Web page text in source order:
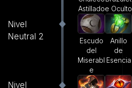
Astilladoe Oculto
Nivel
Neutral 2
Escudo
del
Miserabl
e
Anillo
de
Esencia
Nivel